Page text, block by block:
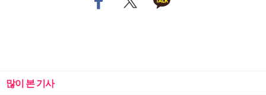
많이 본 기사